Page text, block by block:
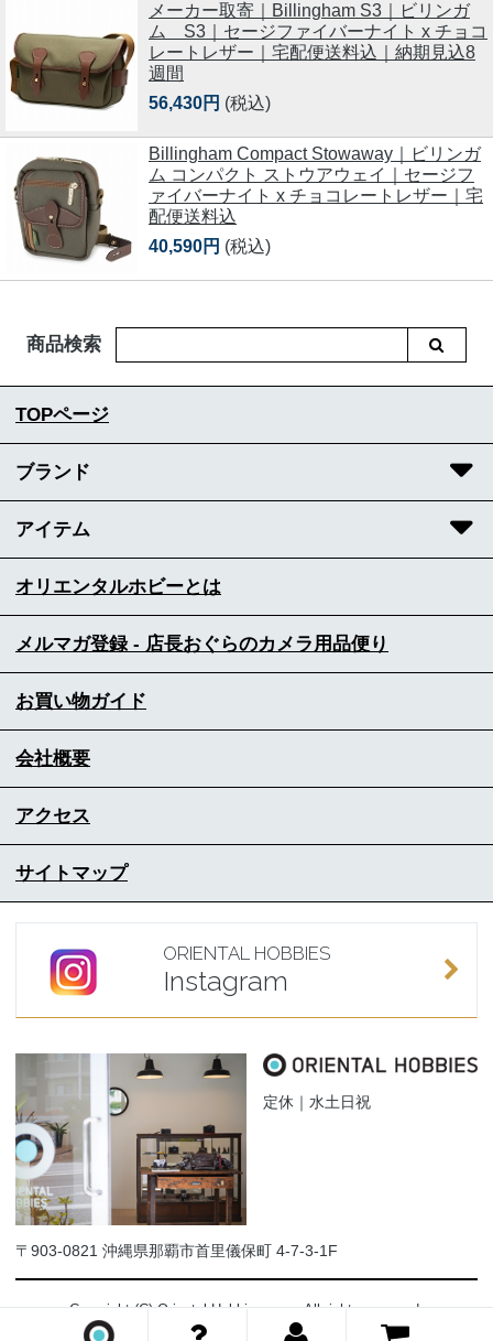
メーカー取寄｜Billingham S3｜ビリンガ
ム S3｜セージファイバーナイト x チョコ
レートレザー｜宅配便送料込｜納期見込8
週間
56,430円 (税込)
Billingham Compact Stowaway｜ビリンガ
ム コンパクト ストウアウェイ｜セージフ
ァイバーナイト x チョコレートレザー｜宅
配便送料込
40,590円 (税込)
商品検索
TOPページ
ブランド
アイテム
オリエンタルホビーとは
メルマガ登録 - 店長おぐらのカメラ用品便り
お買い物ガイド
会社概要
アクセス
サイトマップ
ORIENTAL HOBBIES
Instagram
定休｜水土日祝
〒903-0821 沖縄県那覇市首里儀保町 4-7-3-1F
Copyright (C) Oriental-Hobbies.com. All rights reserved.